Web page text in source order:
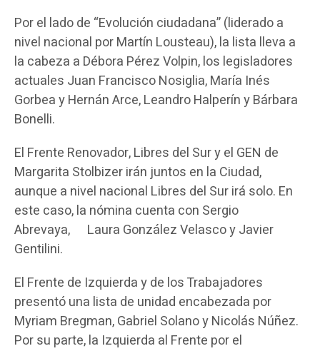
Por el lado de “Evolución ciudadana” (liderado a
nivel nacional por Martín Lousteau), la lista lleva a
la cabeza a Débora Pérez Volpin, los legisladores
actuales Juan Francisco Nosiglia, María Inés
Gorbea y Hernán Arce, Leandro Halperín y Bárbara
Bonelli.
El Frente Renovador, Libres del Sur y el GEN de
Margarita Stolbizer irán juntos en la Ciudad,
aunque a nivel nacional Libres del Sur irá solo. En
este caso, la nómina cuenta con Sergio
Abrevaya, Laura González Velasco y Javier
Gentilini.
El Frente de Izquierda y de los Trabajadores
presentó una lista de unidad encabezada por
Myriam Bregman, Gabriel Solano y Nicolás Núñez.
Por su parte, la Izquierda al Frente por el